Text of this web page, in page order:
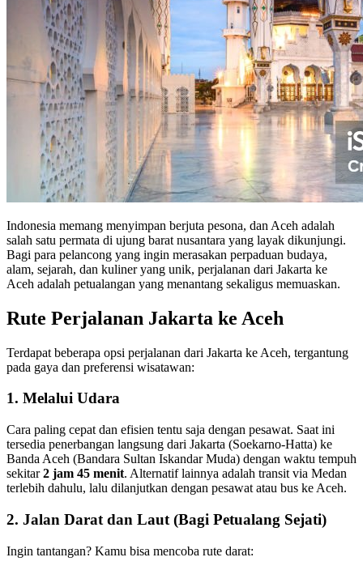
Indonesia memang menyimpan berjuta pesona, dan Aceh adalah
salah satu permata di ujung barat nusantara yang layak dikunjungi.
Bagi para pelancong yang ingin merasakan perpaduan budaya,
alam, sejarah, dan kuliner yang unik, perjalanan dari Jakarta ke
Aceh adalah petualangan yang menantang sekaligus memuaskan.
Rute Perjalanan Jakarta ke Aceh
Terdapat beberapa opsi perjalanan dari Jakarta ke Aceh, tergantung
pada gaya dan preferensi wisatawan:
1. Melalui Udara
Cara paling cepat dan efisien tentu saja dengan pesawat. Saat ini
tersedia penerbangan langsung dari Jakarta (Soekarno-Hatta) ke
Banda Aceh (Bandara Sultan Iskandar Muda) dengan waktu tempuh
sekitar2 jam 45 menit. Alternatif lainnya adalah transit via Medan
terlebih dahulu, lalu dilanjutkan dengan pesawat atau bus ke Aceh.
2. Jalan Darat dan Laut (Bagi Petualang Sejati)
Ingin tantangan? Kamu bisa mencoba rute darat: